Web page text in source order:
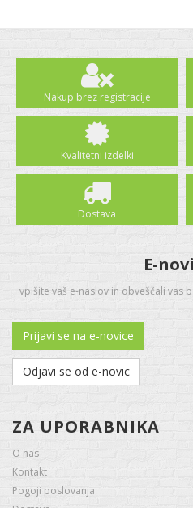
Nakup brez registracije
Kvalitetni izdelki
Dostava
E-
vpišite vaš e-naslov in obveščali vas
Prijavi se na e-novice
Odjavi se od e-novic
ZA UPORABNIKA
O nas
Kontakt
Pogoji poslovanja